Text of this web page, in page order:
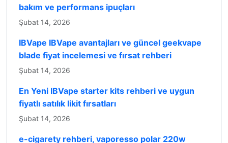
bakım ve performans ipuçları
Şubat 14, 2026
IBVape IBVape avantajları ve güncel geekvape
blade fiyat incelemesi ve fırsat rehberi
Şubat 14, 2026
En Yeni IBVape starter kits rehberi ve uygun
fiyatlı satılık likit fırsatları
Şubat 14, 2026
e-cigarety rehberi, vaporesso polar 220w